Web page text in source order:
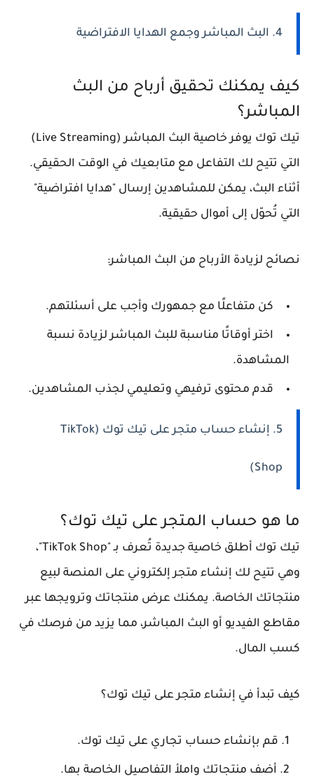
4. البث المباشر وجمع الهدايا الافتراضية
كيف يمكنك تحقيق أرباح من البث
المباشر؟
تيك توك يوفر خاصية البث المباشر (Live Streaming)
التي تتيح لك التفاعل مع متابعيك في الوقت الحقيقي.
أثناء البث، يمكن للمشاهدين إرسال "هدايا افتراضية"
التي تُحوّل إلى أموال حقيقية.
نصائح لزيادة الأرباح من البث المباشر:
كن متفاعلًا مع جمهورك وأجب على أسئلتهم.
اختر أوقاتًا مناسبة للبث المباشر لزيادة نسبة
المشاهدة.
قدم محتوى ترفيهي وتعليمي لجذب المشاهدين.
5. إنشاء حساب متجر على تيك توك (TikTok
Shop)
ما هو حساب المتجر على تيك توك؟
تيك توك أطلق خاصية جديدة تُعرف بـ "TikTok Shop"،
وهي تتيح لك إنشاء متجر إلكتروني على المنصة لبيع
منتجاتك الخاصة. يمكنك عرض منتجاتك وترويجها عبر
مقاطع الفيديو أو البث المباشر، مما يزيد من فرصك في
كسب المال.
كيف تبدأ في إنشاء متجر على تيك توك؟
قم بإنشاء حساب تجاري على تيك توك.
أضف منتجاتك واملأ التفاصيل الخاصة بها.